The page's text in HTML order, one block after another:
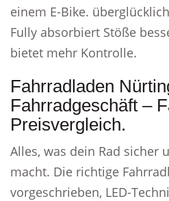
einem E-Bike.
Fully absorbiert Stöße
bietet mehr Kontrolle.
Fahrradladen
Fahrradgeschäft –
Preisvergleich.
Alles, was dein Rad sicher
macht. Die richtige
vorgeschrieben, LED-